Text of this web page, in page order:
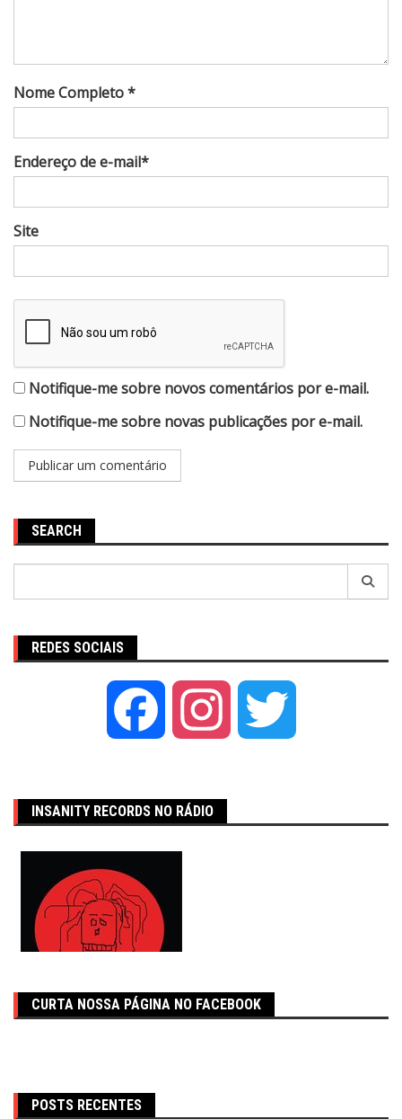
Nome Completo *
Endereço de e-mail*
Site
Notifique-me sobre novos comentários por e-mail.
Notifique-me sobre novas publicações por e-mail.
SEARCH
REDES SOCIAIS
Facebook Instagram
INSANITY RECORDS NO RÁDIO
CURTA NOSSA PÁGINA NO FACEBOOK
POSTS RECENTES